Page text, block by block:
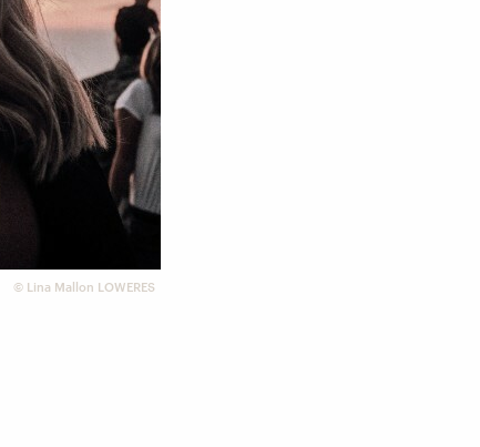
© Lina Mallon LOWERES